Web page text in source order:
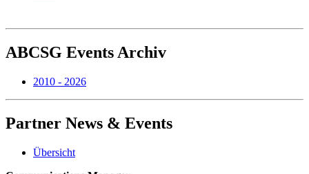
ABCSG Events Archiv
2010 - 2026
Partner News & Events
Übersicht